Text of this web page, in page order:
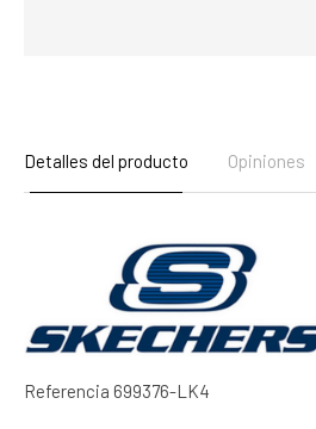
Detalles del producto Opiniones
Referencia 699376-LK4